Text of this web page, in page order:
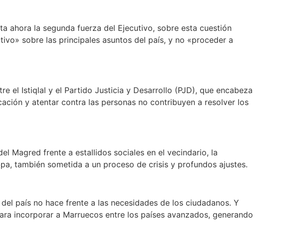
ahora la segunda fuerza del Ejecutivo, sobre esta cuestión
sobre las principales asuntos del país, y no «proceder a
el Istiqlal y el Partido Justicia y Desarrollo (PJD), que encabeza
y atentar contra las personas no contribuyen a resolver los
Magred frente a estallidos sociales en el vecindario, la
también sometida a un proceso de crisis y profundos ajustes.
país no hace frente a las necesidades de los ciudadanos. Y
incorporar a Marruecos entre los países avanzados, generando